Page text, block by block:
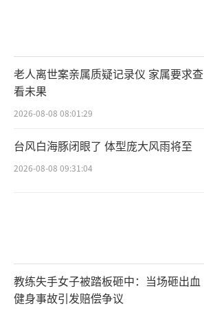
老人离世案亲属质疑记录仪 家属要求查
看未果
2026-08-08 08:01:29
台风白海豚闭眼了 体型庞大风雨将至
2026-08-08 09:31:04
教练失手女子被踏板砸中：当场砸出血
健身事故引发赔偿争议